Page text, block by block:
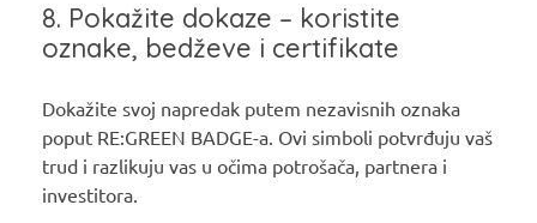
8. Pokažite dokaze – koristite
oznake, bedževe i certifikate
Dokažite svoj napredak putem nezavisnih oznaka
poput RE:GREEN BADGE-a. Ovi simboli potvrđuju vaš
trud i razlikuju vas u očima potrošača, partnera i
investitora.